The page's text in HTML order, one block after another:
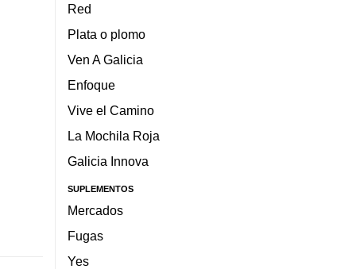
Red
Plata o plomo
Ven A Galicia
Enfoque
Vive el Camino
La Mochila Roja
Galicia Innova
SUPLEMENTOS
Mercados
Fugas
Yes